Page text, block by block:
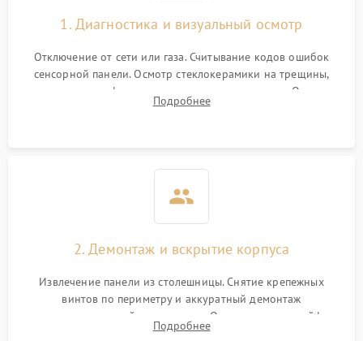
1. Диагностика и визуальный осмотр
Отключение от сети или газа. Считывание кодов ошибок
сенсорной панели. Осмотр стеклокерамики на трещины,
проверка конфорок на равномерность нагрева. Опрос
клиента о симптомах (не включается, не видит посуду,
Подробнее
2. Демонтаж и вскрытие корпуса
Извлечение панели из столешницы. Снятие крепежных
винтов по периметру и аккуратный демонтаж
стеклокерамической поверхности. Отсоединение шлейфов
сенсорного блока для доступа к силовым платам, катушкам
Подробнее